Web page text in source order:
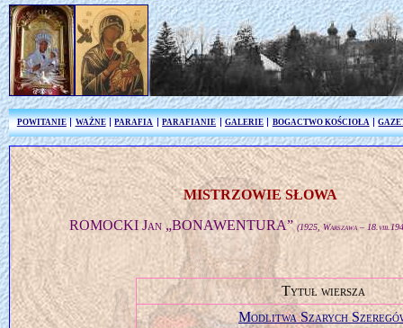
POWITANIE WAŻNE PARAFIA PARAFIANIE GALERIE BOGACTWO KOŚCIOŁA
MISTRZOWIE SŁOWA
ROMOCKI Jan „BONAWENTURA”(1925, Warszawa –
Tytuł wiersza
Modlitwa Szarych